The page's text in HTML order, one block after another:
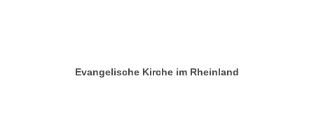
Evangelische Kirche im Rheinland